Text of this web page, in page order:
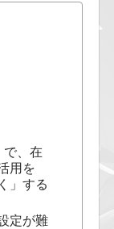
で、在
用を
」する
定が難